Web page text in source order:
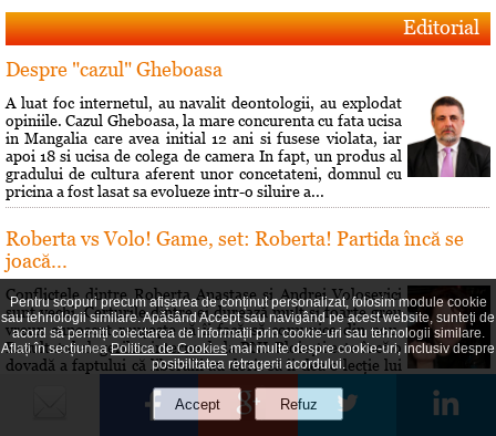
Editorial
Despre "cazul" Gheboasa
A luat foc internetul, au navalit deontologii, au explodat
opiniile. Cazul Gheboasa, la mare concurenta cu fata ucisa
in Mangalia care avea initial 12 ani si fusese violata, iar
apoi 18 si ucisa de colega de camera In fapt, un produs al
gradului de cultura aferent unor concetateni, domnul cu
pricina a fost lasat sa evolueze intr-o siluire a...
Roberta vs Volo! Game, set: Roberta! Partida încă se
joacă...
Conflictele dintre Roberta Anastase şi Andrei Volosevici
sunt vechi. Certurile dintre ei durează mult şi foarte greu
vreun cunoscut reuşeşte să îi facă să comunice din nou.
Rezultatul alegerilor interne de la PNL Ploieşti este încă o
dovadă a faptului că liberalii au dorit să îi dea o lecţie lui
Pentru scopuri precum afișarea de conținut personalizat, folosim module cookie
sau tehnologii similare. Apăsând Accept sau navigând pe acest website, sunteți de
acord să permiți colectarea de informații prin cookie-uri sau tehnologii similare.
Aflați în secțiuneaPolitica de Cookiesmai multe despre cookie-uri, inclusiv despre
posibilitatea retragerii acordului.